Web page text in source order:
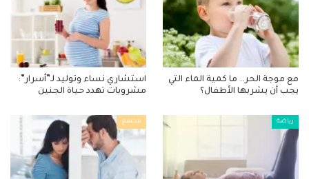
مع موجة الحر.. ما كمية الماء التي
يجب أن يشربها الأطفال؟
استشاري نساء وتوليد لـ”أسرار”:
مشروبات تهدد حياة الجنين
رياضة مجتمع